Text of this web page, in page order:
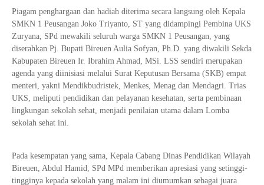
Piagam penghargaan dan hadiah diterima secara langsung oleh Kepala
SMKN 1 Peusangan Joko Triyanto, ST yang didampingi Pembina UKS
Zuryana, SPd mewakili seluruh warga SMKN 1 Peusangan, yang
diserahkan Pj. Bupati Bireuen Aulia Sofyan, Ph.D. yang diwakili Sekda
Kabupaten Bireuen Ir. Ibrahim Ahmad, MSi. LSS sendiri merupakan
agenda yang diinisiasi melalui Surat Keputusan Bersama (SKB) empat
menteri, yakni Mendikbudristek, Menkes, Menag dan Mendagri. Trias
UKS, meliputi pendidikan dan pelayanan kesehatan, serta pembinaan
lingkungan sekolah sehat, menjadi penilaian utama dalam Lomba
sekolah sehat ini.
Pada kesempatan yang sama, Kepala Cabang Dinas Pendidikan Wilayah
Bireuen, Abdul Hamid, SPd MPd memberikan apresiasi yang setinggi-
tingginya kepada sekolah yang malam ini diumumkan sebagai juara